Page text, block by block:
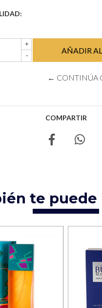
+
-
← CONTINÚA
COMPARTIR
te puede